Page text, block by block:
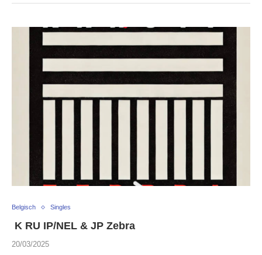
Belgisch Singles
K RU IP/NEL & JP Zebra
20/03/2025